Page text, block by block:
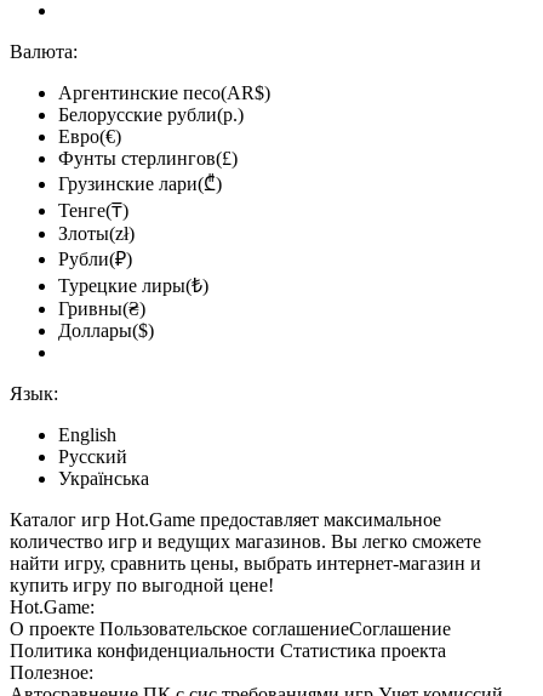
Валюта:
Аргентинские песо(AR$)
Белорусские рубли(р.)
Евро(€)
Фунты стерлингов(£)
Грузинские лари(₾)
Тенге(₸)
Злоты(zł)
Рубли(₽)
Турецкие лиры(₺)
Гривны(₴)
Доллары($)
Язык:
English
Русский
Українська
Каталог игр Hot.Game предоставляет максимальное
количество игр и ведущих магазинов. Вы легко сможете
найти игру, сравнить цены, выбрать интернет-магазин и
купить игру по выгодной цене!
Hot.Game:
О проекте Пользовательское соглашениеСоглашение
Политика конфиденциальности Статистика проекта
Полезное: